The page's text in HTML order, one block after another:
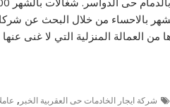
بالاحساء من خلال البحث عن
من العمالة المنزلية التي لا غنى
شركة ايجار الخادمات حى العقربية الخبر ,